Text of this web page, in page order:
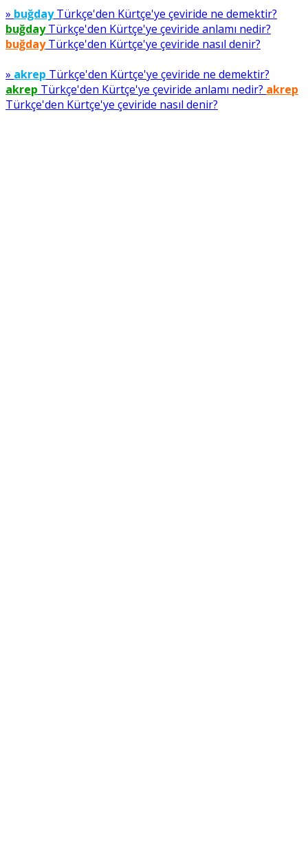
» buğdayTürkçe'den Kürtçe'ye çeviride ne demektir?
buğdayTürkçe'den Kürtçe'ye çeviride anlamı nedir?
buğdayTürkçe'den Kürtçe'ye çeviride nasıl denir?
» akrep Türkçe'den Kürtçe'ye çeviride ne demektir?
akrep Türkçe'den Kürtçe'ye çeviride anlamı nedir? akrep
Türkçe'den Kürtçe'ye çeviride nasıl denir?